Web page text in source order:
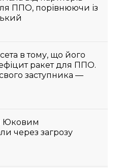
ППО, порівнюючи із
в тому, що його
ракет для ППО.
заступника —
Юковим
через загрозу